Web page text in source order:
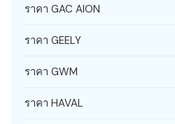
ราคา GAC AION
ราคา GEELY
ราคา GWM
ราคา HAVAL